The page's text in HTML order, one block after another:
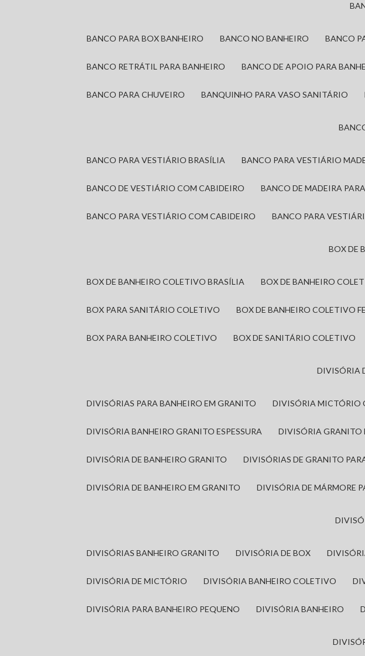
BANCO PARA BOX BANHEIRO BANCO NO BANHEIRO BANCO
BANCO RETRÁTIL PARA BANHEIRO BANCO DE APOIO PARA
BANCO PARA CHUVEIRO BANQUINHO PARA VASO SANITÁRIO
BANCO PARA VESTIÁRIO BRASÍLIA BANCO PARA VESTIÁRIO
BANCO DE VESTIÁRIO COM CABIDEIRO BANCO DE MADEIRA
BANCO PARA VESTIÁRIO COM CABIDEIRO BANCO PARA
BOX
BOX DE BANHEIRO COLETIVO BRASÍLIA BOX DE BANHEIRO
BOX PARA SANITÁRIO COLETIVO BOX DE BANHEIRO COLETIVO
BOX PARA BANHEIRO COLETIVO BOX DE SANITÁRIO COLETIVO
DIVISÓRIAS PARA BANHEIRO EM GRANITO DIVISÓRIA MICTÓRIO
DIVISÓRIA BANHEIRO GRANITO ESPESSURA DIVISÓRIA
DIVISÓRIA DE BANHEIRO GRANITO DIVISÓRIAS DE GRANITO
DIVISÓRIA DE BANHEIRO EM GRANITO DIVISÓRIA DE MÁRMORE
DIVISÓRIAS BANHEIRO GRANITO DIVISÓRIA DE BOX
DIVISÓRIA DE MICTÓRIO DIVISÓRIA BANHEIRO COLETIVO
DIVISÓRIA PARA BANHEIRO PEQUENO DIVISÓRIA BANHEIRO